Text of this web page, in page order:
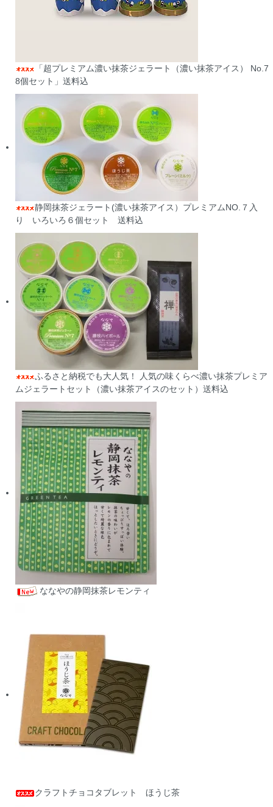
「超プレミアム濃い抹茶ジェラート（濃い抹茶アイス） No.7
8個セット」送料込
静岡抹茶ジェラート(濃い抹茶アイス）プレミアムNO.７入
り いろいろ６個セット 送料込
ふるさと納税でも大人気！ 人気の味くらべ濃い抹茶プレミア
ムジェラートセット（濃い抹茶アイスのセット）送料込
ななやの静岡抹茶レモンティ
クラフトチョコタブレット ほうじ茶